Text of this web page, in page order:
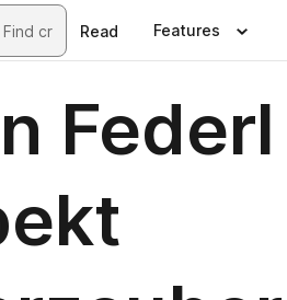
Read Features
Federl